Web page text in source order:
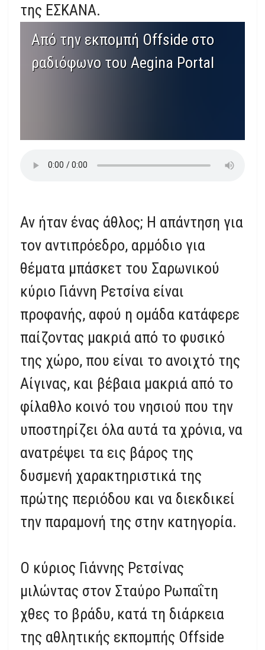
της ΕΣΚΑΝΑ.
Από την εκπομπή Offside στο
ραδιόφωνο του Aegina Portal
Αν ήταν ένας άθλος; Η απάντηση για
τον αντιπρόεδρο, αρμόδιο για
θέματα μπάσκετ του Σαρωνικού
κύριο Γιάννη Ρετσίνα είναι
προφανής, αφού η ομάδα κατάφερε
παίζοντας μακριά από το φυσικό
της χώρο, που είναι το ανοιχτό της
Αίγινας, και βέβαια μακριά από το
φίλαθλο κοινό του νησιού που την
υποστηρίζει όλα αυτά τα χρόνια, να
ανατρέψει τα εις βάρος της
δυσμενή χαρακτηριστικά της
πρώτης περιόδου και να διεκδικεί
την παραμονή της στην κατηγορία.
Ο κύριος Γιάννης Ρετσίνας
μιλώντας στον Σταύρο Ρωπαΐτη
χθες το βράδυ, κατά τη διάρκεια
της αθλητικής εκπομπής Offside